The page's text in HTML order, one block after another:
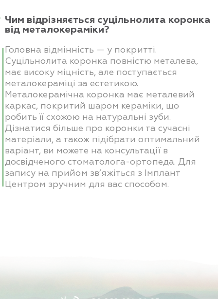
Чим відрізняється суцільнолита коронка
від металокераміки?
Головна відмінність — у покритті.
Суцільнолита коронка повністю металева,
має високу міцність, але поступається
металокераміці за естетикою.
Металокерамічна коронка має металевий
каркас, покритий шаром кераміки, що
робить її схожою на натуральні зуби.
Дізнатися більше про коронки та сучасні
матеріали, а також підібрати оптимальний
варіант, ви можете на консультації в
досвідченого стоматолога-ортопеда. Для
запису на прийом зв’яжіться з Імплант
Центром зручним для вас способом.